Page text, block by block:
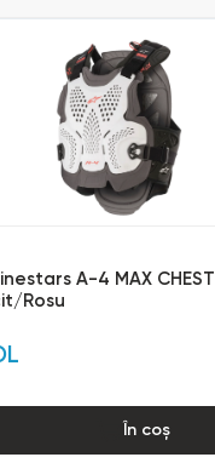
A-4 MAX CHEST
Rosu
În coș